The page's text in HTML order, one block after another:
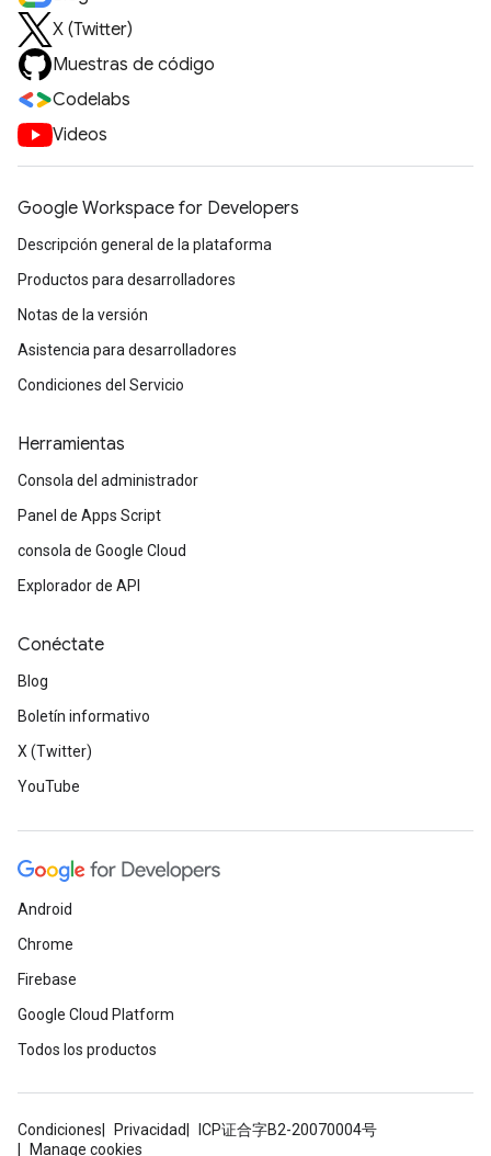
X (Twitter)
Muestras de código
Codelabs
Videos
Google Workspace for Developers
Descripción general de la plataforma
Productos para desarrolladores
Notas de la versión
Asistencia para desarrolladores
Condiciones del Servicio
Herramientas
Consola del administrador
Panel de Apps Script
consola de Google Cloud
Explorador de API
Conéctate
Blog
Boletín informativo
X (Twitter)
YouTube
Android
Chrome
Firebase
Google Cloud Platform
Todos los productos
Condiciones Privacidad
ICP证合字B2-20070004号
Manage cookies